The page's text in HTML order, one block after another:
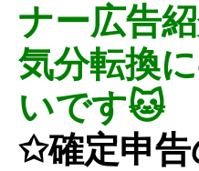
ナー広告
気分転換
いです🐱
✩確定申告